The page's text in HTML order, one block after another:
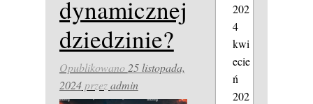
dynamicznej
dziedzinie?
Opublikowano 25 listopada,
2024przezadmin
202
4
kwi
ecie
ń
202